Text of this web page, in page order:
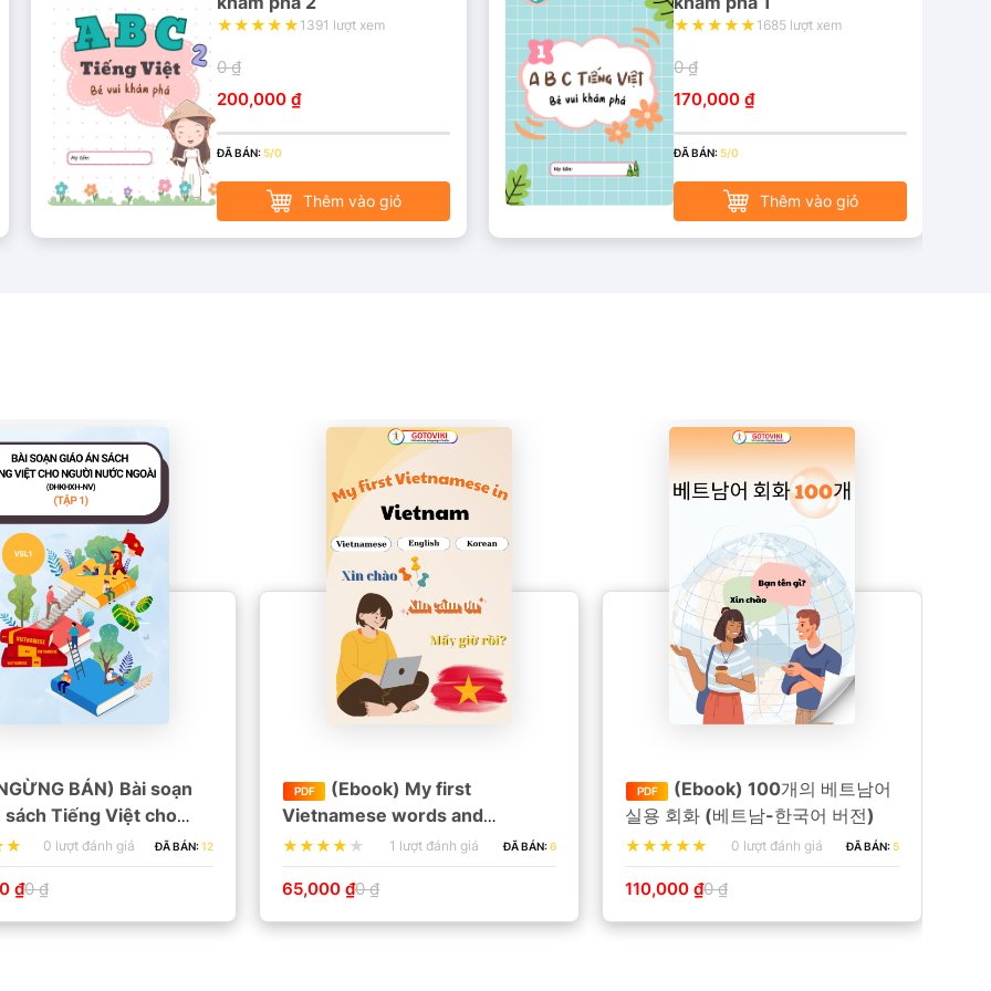
1391 lượt xem
0 ₫
200,000 ₫
ĐÃ BÁN:5/0
Thêm vào giỏ
1685 lượt xem
0 ₫
170,000 ₫
ĐÃ BÁN:5/0
Thêm vào giỏ
BÁN) Bài soạn
sách Tiếng Việt cho
ngoài (tập 1)
0 lượt đánh giá ĐÃ BÁN:12
₫0 ₫
PDF
(Ebook) My first
Vietnamese words and
sentences when i start living in
Vietnam
1 lượt đánh giá ĐÃ BÁN:6
65,000 ₫0 ₫
PDF
(Ebook) 100개의 베트남어
실용 회화 (베트남-한국어 버전)
0 lượt đánh giá ĐÃ BÁN:5
110,000 ₫0 ₫